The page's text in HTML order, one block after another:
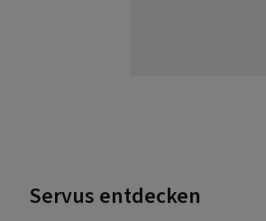
Servus entdecken